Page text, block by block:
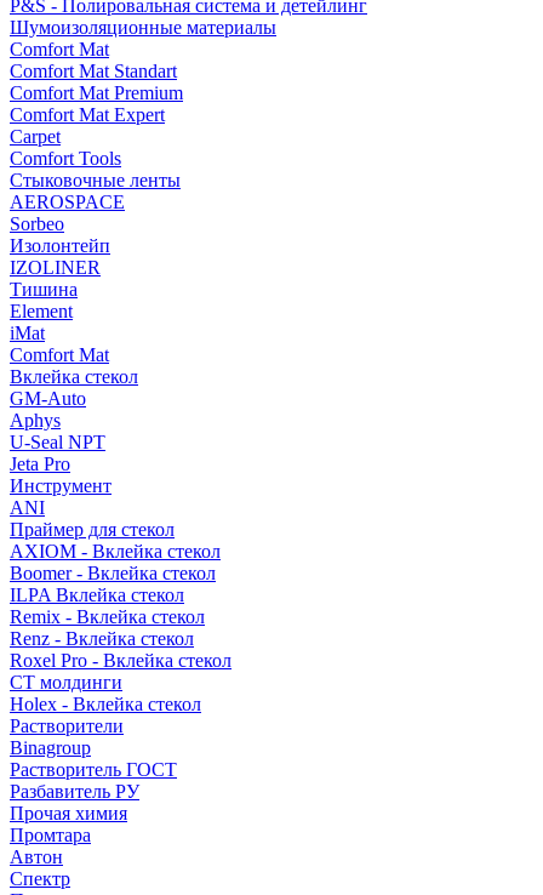
P&S - Полировальная система и детейлинг
Шумоизоляционные материалы
Comfort Mat
Comfort Mat Standart
Comfort Mat Premium
Comfort Mat Expert
Carpet
Comfort Tools
Стыковочные ленты
AEROSPACE
Sorbeo
Изолонтейп
IZOLINER
Тишина
Element
iMat
Comfort Mat
Вклейка стекол
GM-Auto
Aphys
U-Seal NPT
Jeta Pro
Инструмент
ANI
Праймер для стекол
AXIOM - Вклейка стекол
Boomer - Вклейка стекол
ILPA Вклейка стекол
Remix - Вклейка стекол
Renz - Вклейка стекол
Roxel Pro - Вклейка стекол
СТ молдинги
Holex - Вклейка стекол
Растворители
Binagroup
Растворитель ГОСТ
Разбавитель РУ
Прочая химия
Промтара
Автон
Спектр